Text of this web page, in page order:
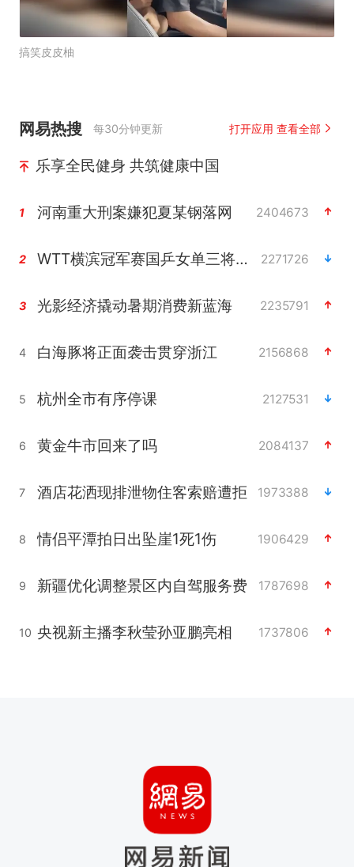
搞笑皮皮柚
网易热搜 每30分钟更新 打开应用 查看全部
乐享全民健身 共筑健康中国
1 河南重大刑案嫌犯夏某钢落网 2404673
2 WTT横滨冠军赛国乒女单三将晋级四强 2271726
3 光影经济撬动暑期消费新蓝海 2235791
4 白海豚将正面袭击贯穿浙江 2156868
5 杭州全市有序停课 2127531
6 黄金牛市回来了吗 2084137
7 酒店花洒现排泄物住客索赔遭拒 1973388
8 情侣平潭拍日出坠崖1死1伤 1906429
9 新疆优化调整景区内自驾服务费 1787698
10 央视新主播李秋莹孙亚鹏亮相 1737806